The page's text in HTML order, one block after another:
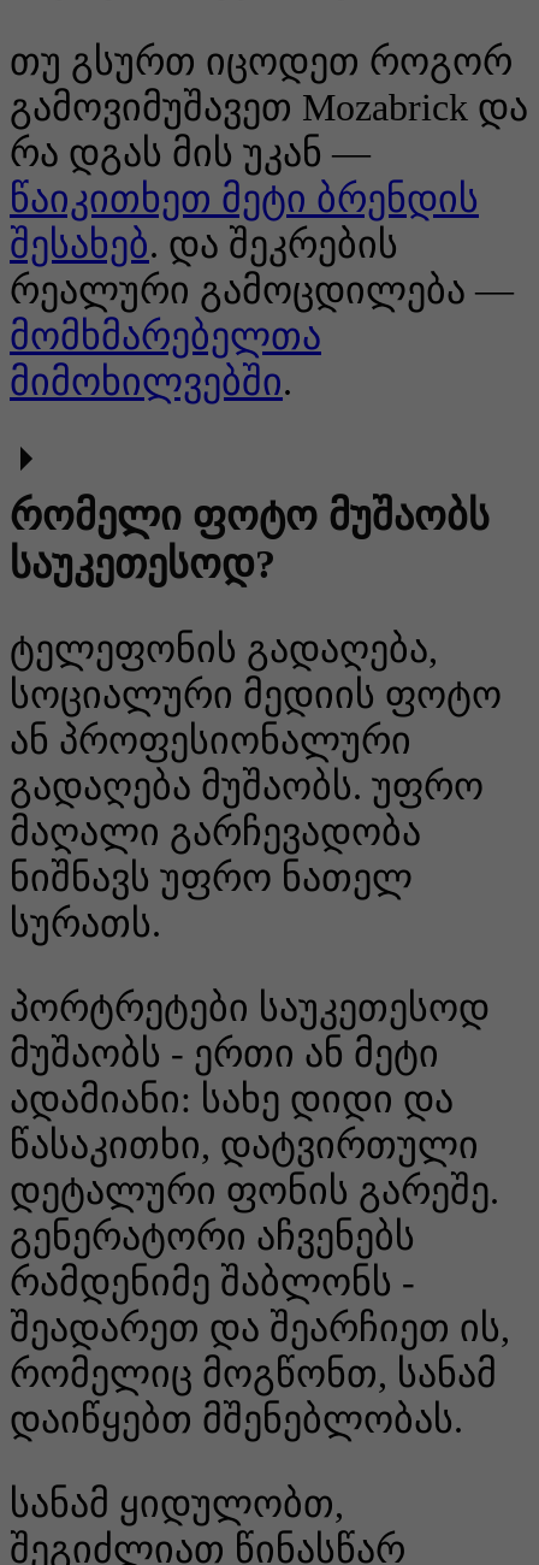
თუ გსურთ იცოდეთ როგორ
გამოვიმუშავეთ Mozabrick და
რა დგას მის უკან —
წაიკითხეთ მეტი ბრენდის
შესახებ. და შეკრების
რეალური გამოცდილება —
მომხმარებელთა
მიმოხილვებში.
რომელი ფოტო მუშაობს
საუკეთესოდ?
ტელეფონის გადაღება,
სოციალური მედიის ფოტო
ან პროფესიონალური
გადაღება მუშაობს. უფრო
მაღალი გარჩევადობა
ნიშნავს უფრო ნათელ
სურათს.
პორტრეტები საუკეთესოდ
მუშაობს - ერთი ან მეტი
ადამიანი: სახე დიდი და
წასაკითხი, დატვირთული
დეტალური ფონის გარეშე.
გენერატორი აჩვენებს
რამდენიმე შაბლონს -
შეადარეთ და შეარჩიეთ ის,
რომელიც მოგწონთ, სანამ
დაიწყებთ მშენებლობას.
სანამ ყიდულობთ,
შეგიძლიათ წინასწარ